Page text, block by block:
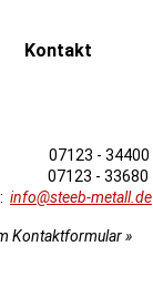
Kontakt
07123 - 34400
07123 - 33680
info@steeb-metall.de
Kontaktformular »